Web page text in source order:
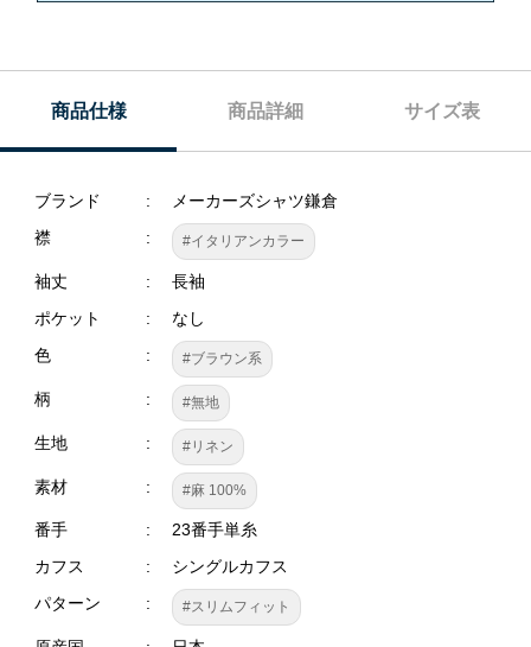
商品仕様 商品詳細 サイズ表
ブランド
メーカーズシャツ鎌倉
襟
#イタリアンカラー
袖丈
長袖
ポケット
なし
色
#ブラウン系
柄 #無地
生地 #リネン
素材 #麻 100%
番手
23番手単糸
カフス
シングルカフス
パターン
#スリムフィット